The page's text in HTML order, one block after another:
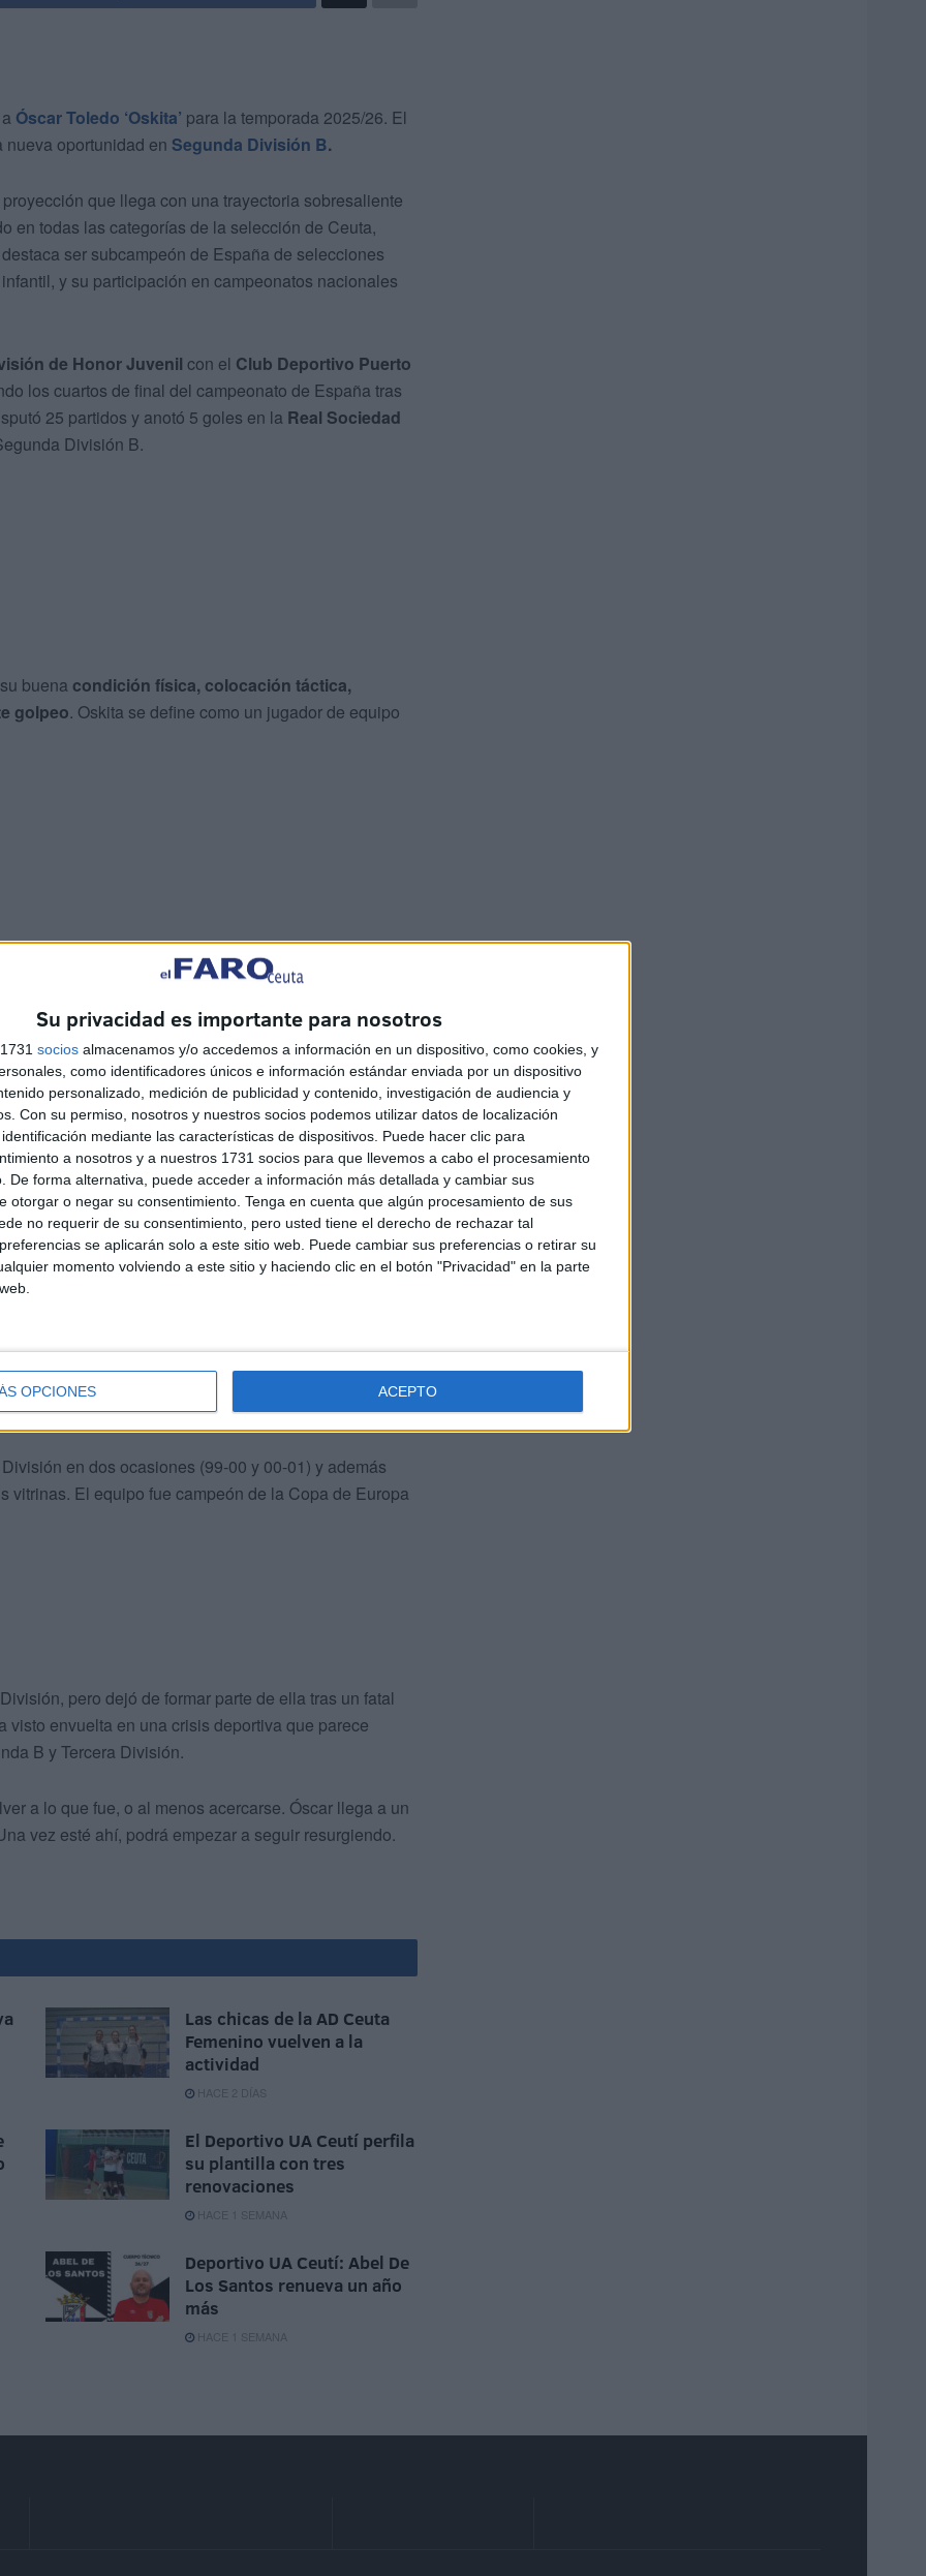
Su privacidad es importante para nosotros
socios almacenamos y/o accedemos a información en un dispositivo, como cookies, y
como identificadores únicos e información estándar enviada por un dispositivo
personalizado, medición de publicidad y contenido, investigación de audiencia y
Con su permiso, nosotros y nuestros socios podemos utilizar datos de localización
mediante las características de dispositivos. Puede hacer clic para
a nosotros y a nuestros 1731 socios para que llevemos a cabo el procesamiento
De forma alternativa, puede acceder a información más detallada y cambiar sus
otorgar o negar su consentimiento. Tenga en cuenta que algún procesamiento de sus
no requerir de su consentimiento, pero usted tiene el derecho de rechazar tal
se aplicarán solo a este sitio web. Puede cambiar sus preferencias o retirar su
momento volviendo a este sitio y haciendo clic en el botón "Privacidad" en la parte
OPCIONES ACEPTO
Óscar Toledo ‘Oskita’ para la temporada 2025/26. El
oportunidad en Segunda División B.
que llega con una trayectoria sobresaliente
en todas las categorías de la selección de Ceuta,
ser subcampeón de España de selecciones
y su participación en campeonatos nacionales
de Honor Juvenil con el Club Deportivo Puerto
los cuartos de final del campeonato de España tras
25 partidos y anotó 5 goles en la Real Sociedad
División B.
buena condición física, colocación táctica,
golpeo. Oskita se define como un jugador de equipo
. Afronto la temporada con las pilas cargadas de
necesitar su apoyo para hacer del Ciutat un fortín que
¡Vamos Bisontes!”, declaró el jugador a través
de Óscar Toledo como una apuesta firme para
en un deporte ya no tan joven como es el fútbol sala.
que ahora se encuentra en sus horas bajas.
en dos ocasiones (99-00 y 00-01) y además
vitrinas. El equipo fue campeón de la Copa de Europa
pero dejó de formar parte de ella tras un fatal
envuelta en una crisis deportiva que parece
B y Tercera División.
a lo que fue, o al menos acercarse. Óscar llega a un
vez esté ahí, podrá empezar a seguir resurgiendo.
Las chicas de la AD Ceuta
Femenino vuelven a la
actividad
HACE 2 DÍAS
El Deportivo UA Ceutí perfila
su plantilla con tres
renovaciones
HACE 1 SEMANA
Deportivo UA Ceutí: Abel De
Los Santos renueva un año
más
HACE 1 SEMANA